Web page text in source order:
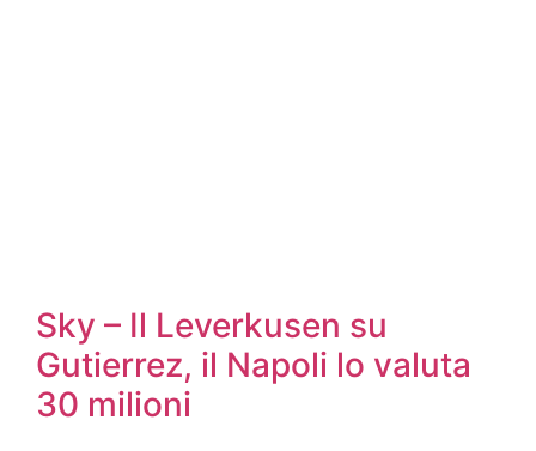
Sky – Il Leverkusen su
Gutierrez, il Napoli lo valuta
30 milioni